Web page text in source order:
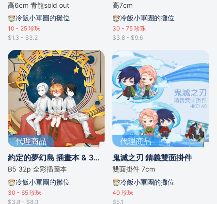
高6cm 青龍sold out
冷飯小軍團的攤位
10 - 25 珍珠
$1.3 - $3.2
高7cm
冷飯小軍團的攤位
30 - 75 珍珠
$3.8 - $9.6
代理商品
約定的夢幻島 插畫本 & 3人立牌
B5 32p 全彩插圖本
冷飯小軍團的攤位
30 - 65 珍珠
$3.8 - $8.3
代理商品
鬼滅之刃 錆義雙面掛件
雙面掛件 7cm
冷飯小軍團的攤位
40 珍珠
$5.1